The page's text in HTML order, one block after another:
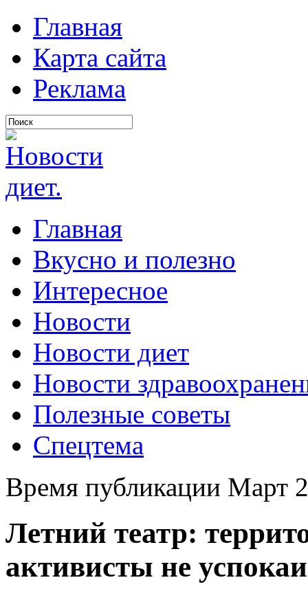
Главная
Карта сайта
Реклама
Главная
Вкусно и полезно
Интересное
Новости
Новости диет
Новости
Полезные советы
Спецтема
Время публикации Март
Летний театр:
активисты не